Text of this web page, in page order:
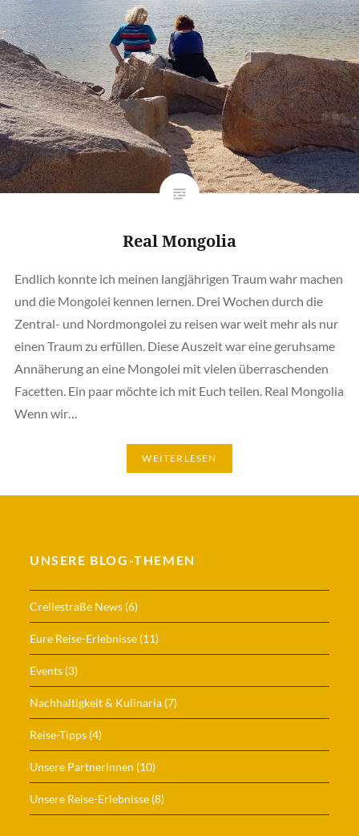
Real Mongolia
Endlich konnte ich meinen langjährigen Traum wahr machen
und die Mongolei kennen lernen. Drei Wochen durch die
Zentral- und Nordmongolei zu reisen war weit mehr als nur
einen Traum zu erfüllen. Diese Auszeit war eine geruhsame
Annäherung an eine Mongolei mit vielen überraschenden
Facetten. Ein paar möchte ich mit Euch teilen. Real Mongolia
Wenn wir…
WEITERLESEN
UNSERE BLOG-THEMEN
Crellestraße News (6)
Eure Reise-Erlebnisse (11)
Events (3)
Nachhaltigkeit & Kulinaria (7)
Reise-Tipps (4)
Unsere Partnerinnen (10)
Unsere Reise-Erlebnisse (8)